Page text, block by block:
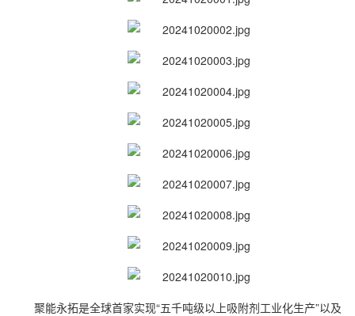
聚能永拓是全球首家实现“五千吨级以上吸附剂工业化生产”以及